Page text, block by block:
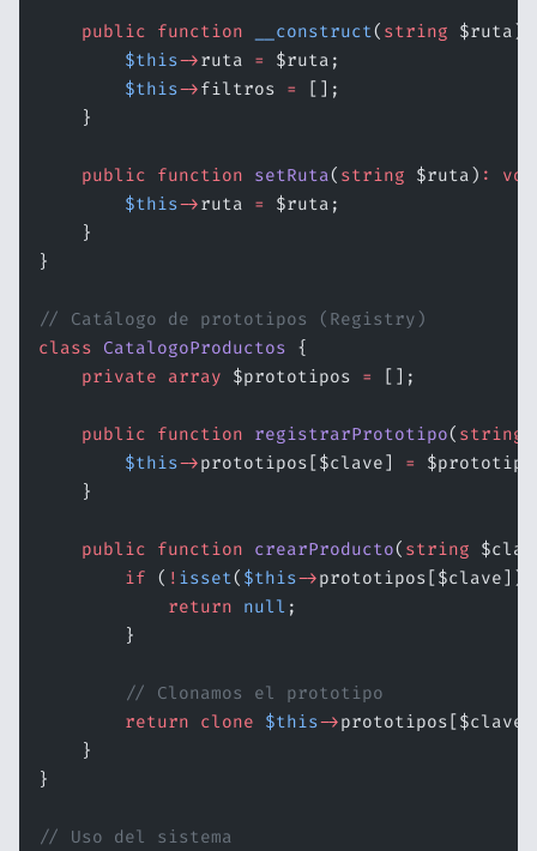
    public
function __construct( string $ruta)
        $this
->ruta =
$ruta;
        $this
->filtros =
[];
    }
    public
function setRuta( string $ruta) :
        $this
->ruta =
$ruta;
    }
}
// Catálogo de prototipos (Registry)
class CatalogoProductos {
    private
array $prototipos = [];
    public
function registrarPrototipo( string
        $this
->prototipos[$clave] =
    }
    public
function crearProducto( string
        if
( ! isset( $this->
            return
null ;
        }
        // Clonamos el prototipo
        return
clone $this->
    }
}
// Uso del sistema